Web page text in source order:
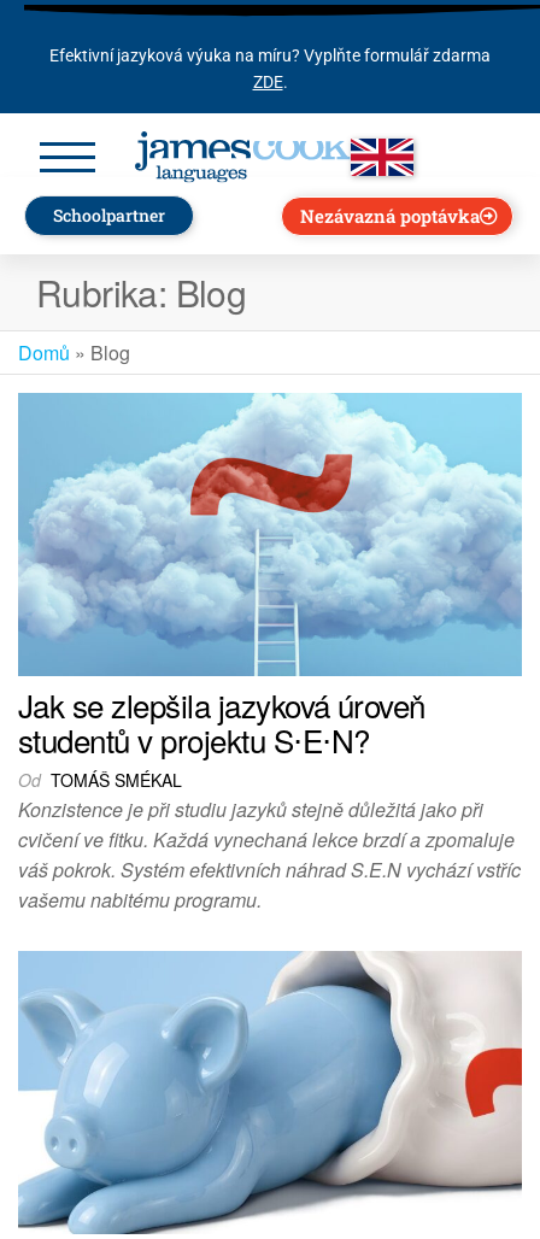
Efektivní jazyková výuka na míru? Vyplňte formulář zdarma
ZDE.
Schoolpartner Nezávazná poptávka
Rubrika: Blog
Domů » Blog
Jak se zlepšila jazyková úroveň
studentů v projektu S⋅E⋅N?
Od TOMÁŠ SMÉKAL
Konzistence je při studiu jazyků stejně důležitá jako při
cvičení ve fitku. Každá vynechaná lekce brzdí a zpomaluje
váš pokrok. Systém efektivních náhrad S.E.N vychází vstříc
vašemu nabitému programu.